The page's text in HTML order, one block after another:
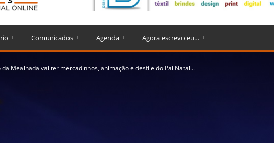
Comunicados Agenda Agora escrevo eu…
da Mealhada vai ter mercadinhos, animação e desfile do Pai Natal...